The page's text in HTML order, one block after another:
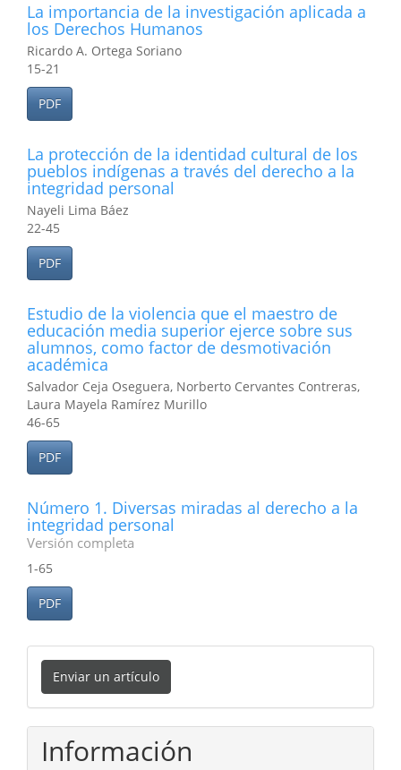
La importancia de la investigación aplicada a
los Derechos Humanos
Ricardo A. Ortega Soriano
15-21
PDF
La protección de la identidad cultural de los
pueblos indígenas a través del derecho a la
integridad personal
Nayeli Lima Báez
22-45
PDF
Estudio de la violencia que el maestro de
educación media superior ejerce sobre sus
alumnos, como factor de desmotivación
académica
Salvador Ceja Oseguera, Norberto Cervantes Contreras,
Laura Mayela Ramírez Murillo
46-65
PDF
Número 1. Diversas miradas al derecho a la
integridad personal
Versión completa
1-65
PDF
Enviar
un
artículo
Enviar un artículo
Información